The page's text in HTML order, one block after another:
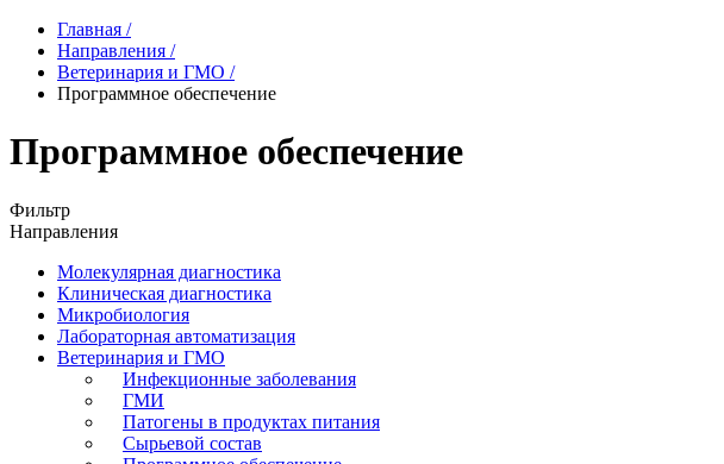
Главная /
Направления /
Ветеринария и ГМО /
Программное обеспечение
Программное обеспечение
Фильтр
Направления
Молекулярная диагностика
Клиническая диагностика
Микробиология
Лабораторная автоматизация
Ветеринария и ГМО
Инфекционные заболевания
ГМИ
Патогены в продуктах питания
Сырьевой состав